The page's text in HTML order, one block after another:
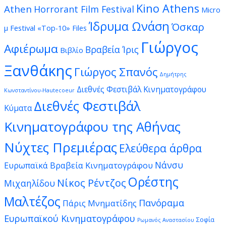
Athen Horrorant Film Festival Kino Athens Micro
μ Festival «Top-10» Files Ίδρυμα Ωνάση Όσκαρ
Αφιέρωμα Βιβλίο Βραβεία Ίρις Γιώργος
Ξανθάκης Γιώργος Σπανός Δημήτρης
Κωνσταντίνου-Hautecoeur Διεθνές Φεστιβάλ Κινηματογράφου
Κύματα Διεθνές Φεστιβάλ
Κινηματογράφου της Αθήνας
Νύχτες Πρεμιέρας Ελεύθερα άρθρα
Ευρωπαϊκά Βραβεία Κινηματογράφου Νάνσυ
Μιχαηλίδου Νίκος Ρέντζος Ορέστης
Μαλτέζος Πάρις Μνηματίδης Πανόραμα
Ευρωπαϊκού Κινηματογράφου Ρωμανός Αναστασίου Σοφία